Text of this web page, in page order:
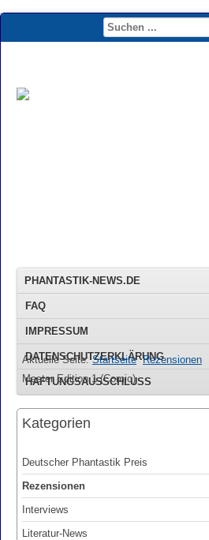
PHANTASTIK-NEWS.DE
FAQ
IMPRESSUM
DATENSCHUTZERKLÄRUNG
HAFTUNGSAUSSCHLUSS
Aktuelle Seite:Startseite Rezensionen
Master Edition 1 (Comic)
Kategorien
Deutscher Phantastik Preis
Rezensionen
Interviews
Literatur-News